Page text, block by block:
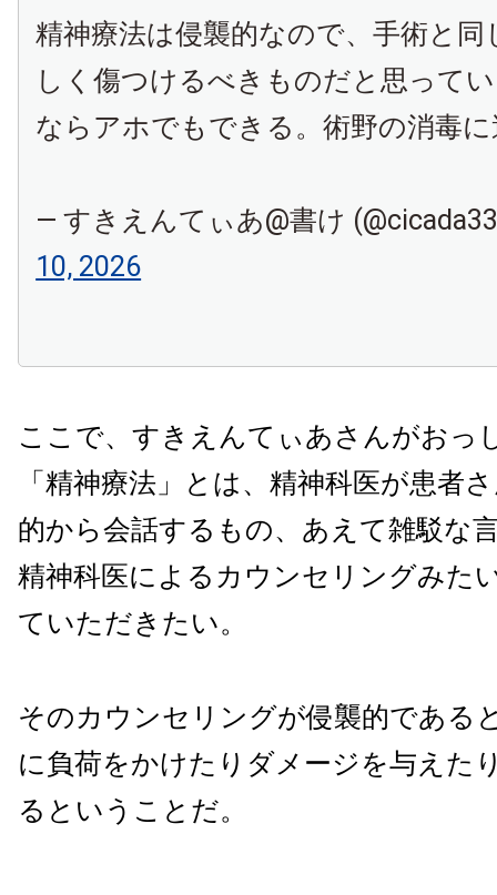
精神療法は侵襲的なので、手術と同
しく傷つけるべきものだと思って
ならアホでもできる。術野の消毒
— すきえんてぃあ@書け
10, 2026
ここで、すきえんてぃあさんがおっ
「精神療法」とは、精神科医が患者
的から会話するもの、あえて雑駁な
精神科医によるカウンセリングみた
ていただきたい。
そのカウンセリングが侵襲的である
に負荷をかけたりダメージを与えた
るということだ。